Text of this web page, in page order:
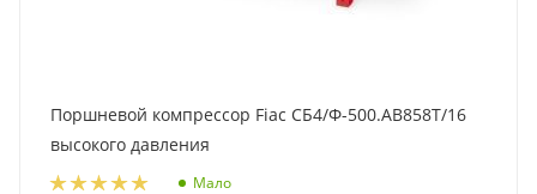
Поршневой компрессор Fiac СБ4/Ф-500.AB858Т/16
высокого давления
Мало